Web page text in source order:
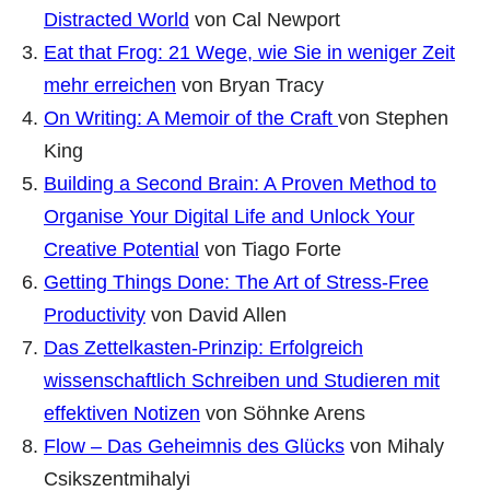
Distracted World von Cal Newport
Eat that Frog: 21 Wege, wie Sie in weniger Zeit
mehr erreichen von Bryan Tracy
On Writing: A Memoir of the Craft von Stephen
King
Building a Second Brain: A Proven Method to
Organise Your Digital Life and Unlock Your
Creative Potential von Tiago Forte
Getting Things Done: The Art of Stress-Free
Productivity von David Allen
Das Zettelkasten-Prinzip: Erfolgreich
wissenschaftlich Schreiben und Studieren mit
effektiven Notizen von Söhnke Arens
Flow – Das Geheimnis des Glücks von Mihaly
Csikszentmihalyi